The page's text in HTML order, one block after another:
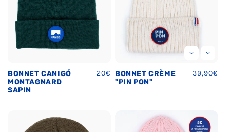
BONNET CANIGÓ
MONTAGNARD
SAPIN
Prix
habituel
20€
BONNET CRÈME
"PIN PON"
Prix
39,90€